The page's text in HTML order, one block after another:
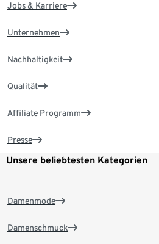
Jobs & Karriere
Unternehmen
Nachhaltigkeit
Qualität
Affiliate Programm
Presse
Unsere beliebtesten Kategorien
Damenmode
Damenschmuck